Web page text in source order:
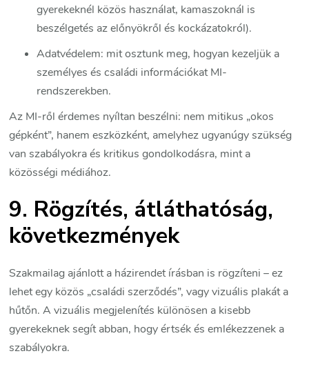
gyerekeknél közös használat, kamaszoknál is
beszélgetés az előnyökről és kockázatokról).
Adatvédelem: mit osztunk meg, hogyan kezeljük a
személyes és családi információkat MI-
rendszerekben.
Az MI-ről érdemes nyíltan beszélni: nem mitikus „okos
gépként”, hanem eszközként, amelyhez ugyanúgy szükség
van szabályokra és kritikus gondolkodásra, mint a
közösségi médiához.
9. Rögzítés, átláthatóság,
következmények
Szakmailag ajánlott a házirendet írásban is rögzíteni – ez
lehet egy közös „családi szerződés”, vagy vizuális plakát a
hűtőn. A vizuális megjelenítés különösen a kisebb
gyerekeknek segít abban, hogy értsék és emlékezzenek a
szabályokra.